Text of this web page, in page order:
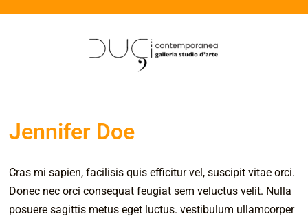
Jennifer Doe
Cras mi sapien, facilisis quis efficitur vel, suscipit vitae orci.
Donec nec orci consequat feugiat sem veluctus velit. Nulla
posuere sagittis metus eget luctus. vestibulum ullamcorper